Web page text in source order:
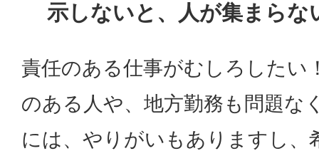
示しないと、人が集まらな
責任のある仕事がむしろしたい
のある人や、地方勤務も問題な
には、やりがいもありますし、